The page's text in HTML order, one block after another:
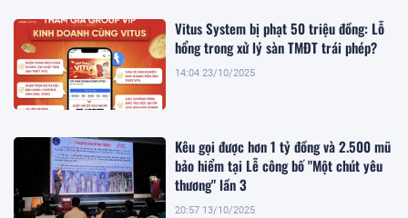
Vitus System bị phạt 50 triệu đồng: Lỗ
hổng trong xử lý sàn TMĐT trái phép?
14:04 23/10/2025
Kêu gọi được hơn 1 tỷ đồng và 2.500 mũ
bảo hiểm tại Lễ công bố "Một chút yêu
thương" lần 3
20:57 13/10/2025